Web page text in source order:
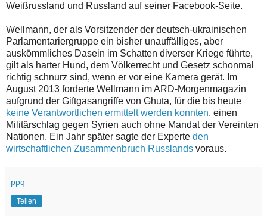
Weißrussland und Russland auf seiner Facebook-Seite.
Wellmann, der als Vorsitzender der deutsch-ukrainischen
Parlamentariergruppe ein bisher unauffälliges, aber
auskömmliches Dasein im Schatten diverser Kriege führte,
gilt als harter Hund, dem Völkerrecht und Gesetz schonmal
richtig schnurz sind, wenn er vor eine Kamera gerät. Im
August 2013 forderte Wellmann im ARD-Morgenmagazin
aufgrund der Giftgasangriffe von Ghuta, für die bis heute
keine Verantwortlichen ermittelt werden konnten, einen
Militärschlag gegen Syrien auch ohne Mandat der Vereinten
Nationen. Ein Jahr später sagte der Experte den
wirtschaftlichen Zusammenbruch Russlands voraus.
ppq
Teilen